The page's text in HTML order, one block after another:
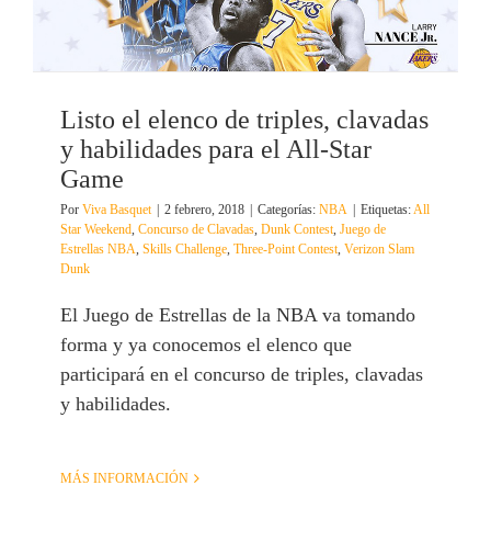
Listo el elenco de triples, clavadas
y habilidades para el All-Star
Game
Por Viva Basquet 2 febrero, 2018 Categorías: NBA Etiquetas:All
Star Weekend, Concurso de Clavadas, Dunk Contest, Juego de
Estrellas NBA, Skills Challenge, Three-Point Contest, Verizon Slam
Dunk
El Juego de Estrellas de la NBA va tomando
forma y ya conocemos el elenco que
participará en el concurso de triples, clavadas
y habilidades.
MÁS INFORMACIÓN